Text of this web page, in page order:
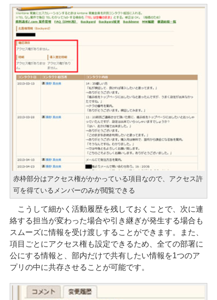
赤枠部分はアクセス権がかかっている項目なので、アクセス許
可を得ているメンバーのみが閲覧できる
こうして細かく活動履歴を残しておくことで、次に連
絡する担当が変わった場合や引き継ぎが発生する場合も
スムーズに情報を受け渡しすることができます。また、
項目ごとにアクセス権も設定できるため、全ての部署に
公にする情報と、部内だけで共有したい情報を1つのア
プリの中に共存させることが可能です。